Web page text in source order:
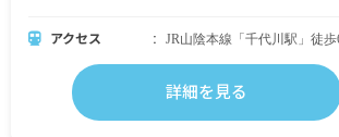
アクセス JR山陰本線「千代川駅」徒歩
詳細を見る